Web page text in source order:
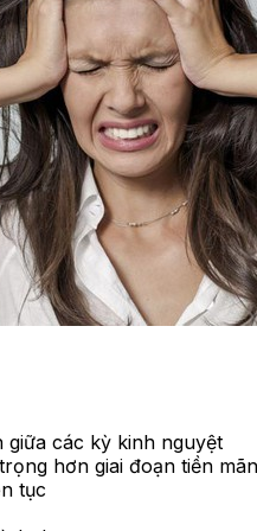
giữa các kỳ kinh nguyệt
hơn giai đoạn tiền mãn
tục